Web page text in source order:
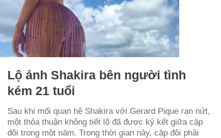
Lộ ảnh Shakira bên người tình
kém 21 tuổi
Sau khi mối quan hệ Shakira với Gerard Pique rạn nứt,
một thỏa thuận không tiết lộ đã được ký kết giữa cặp
đôi trong một năm. Trong thời gian này, cặp đôi phải